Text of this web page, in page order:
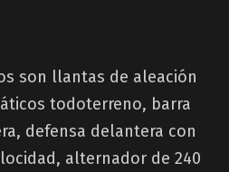
son llantas de aleación
todoterreno, barra
defensa delantera con
alternador de 240